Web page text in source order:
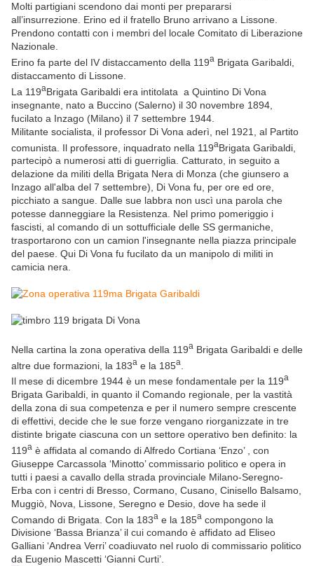
Molti partigiani scendono dai monti per prepararsi
all’insurrezione. Erino ed il fratello Bruno arrivano a Lissone.
Prendono contatti con i membri del locale Comitato di Liberazione
Nazionale.
Erino fa parte del IV distaccamento della 119a Brigata Garibaldi,
distaccamento di Lissone.
La 119aBrigata Garibaldi era intitolata a Quintino Di Vona
insegnante, nato a Buccino (Salerno) il 30 novembre 1894,
fucilato a Inzago (Milano) il 7 settembre 1944.
Militante socialista, il professor Di Vona aderì, nel 1921, al Partito
comunista. Il professore, inquadrato nella 119aBrigata Garibaldi,
partecipò a numerosi atti di guerriglia. Catturato, in seguito a
delazione da militi della Brigata Nera di Monza (che giunsero a
Inzago all'alba del 7 settembre), Di Vona fu, per ore ed ore,
picchiato a sangue. Dalle sue labbra non uscì una parola che
potesse danneggiare la Resistenza. Nel primo pomeriggio i
fascisti, al comando di un sottufficiale delle SS germaniche,
trasportarono con un camion l'insegnante nella piazza principale
del paese. Qui Di Vona fu fucilato da un manipolo di militi in
camicia nera.
Nella cartina la zona operativa della 119a Brigata Garibaldi e delle
altre due formazioni, la 183a e la 185a
Il mese di dicembre 1944 è un mese fondamentale per la 119a
Brigata Garibaldi, in quanto il Comando regionale, per la vastità
della zona di sua competenza e per il numero sempre crescente
di effettivi, decide che le sue forze vengano riorganizzate in tre
distinte brigate ciascuna con un settore operativo ben definito: la
119a è affidata al comando di Alfredo Cortiana ‘Enzo’ , con
Giuseppe Carcassola ‘Minotto’ commissario politico e opera in
tutti i paesi a cavallo della strada provinciale Milano-Seregno-
Erba con i centri di Bresso, Cormano, Cusano, Cinisello Balsamo,
Muggiò, Nova, Lissone, Seregno e Desio, dove ha sede il
Comando di Brigata. Con la 183a e la 185a compongono la
Divisione ‘Bassa Brianza’ il cui comando è affidato ad Eliseo
Galliani ‘Andrea Verri’ coadiuvato nel ruolo di commissario politico
da Eugenio Mascetti ‘Gianni Curti’.